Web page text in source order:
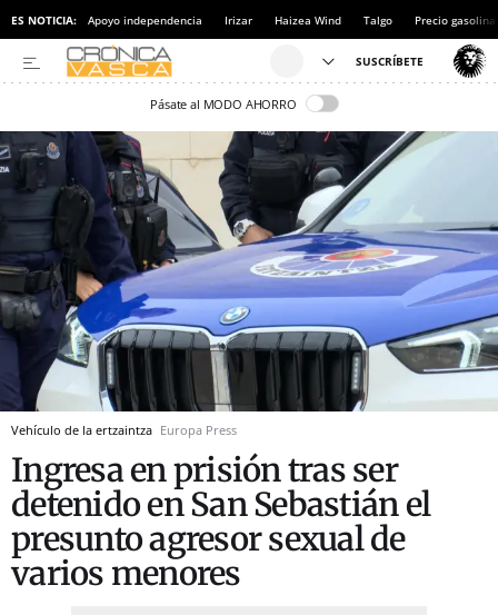
ES NOTICIA: Apoyo independencia Irizar Haizea Wind Talgo Precio gasolina
Pásate al MODO AHORRO
Vehículo de la ertzaintza Europa Press
Ingresa en prisión tras ser
detenido en San Sebastián el
presunto agresor sexual de
varios menores